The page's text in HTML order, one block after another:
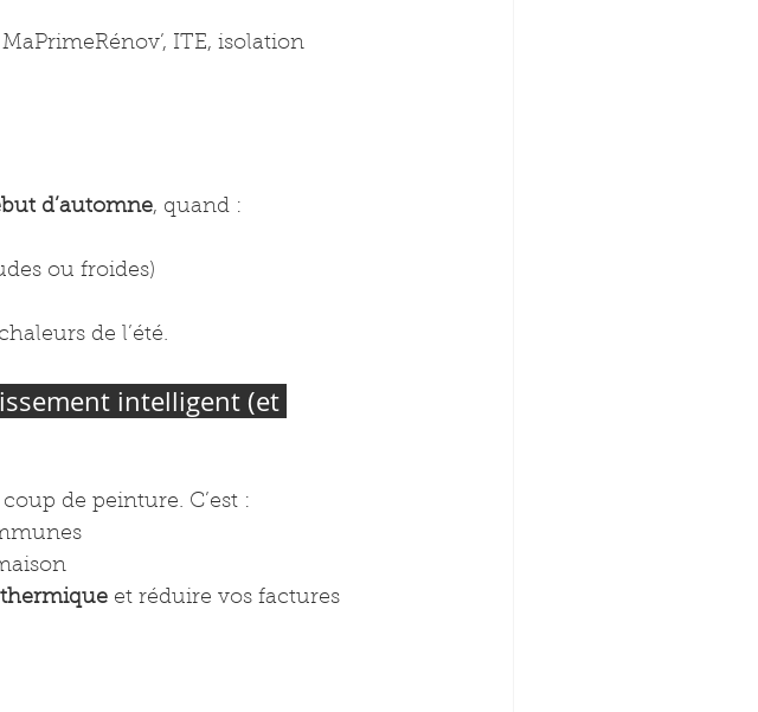
ITE, isolation
d’automne, quand :
ou froides)
de l’été.
intelligent (et
de peinture. C’est :
et réduire vos factures